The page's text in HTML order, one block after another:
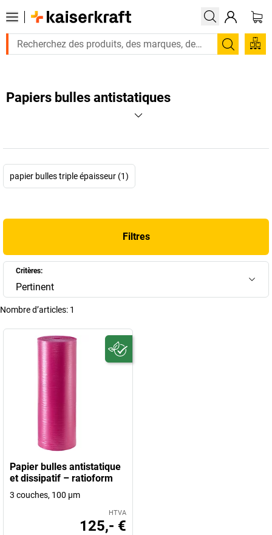
Papiers bulles antistatiques
papier bulles triple épaisseur (1)
Filtres
Critères:
Pertinent
Nombre d’articles: 1
Papier bulles antistatique
et dissipatif – ratioform
3 couches, 100 µm
HTVA
125,- €